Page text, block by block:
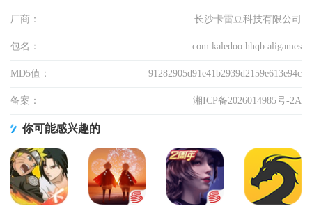
厂商： 长沙卡雷豆科技有限公司
包名： com.kaledoo.hhqb.aligames
MD5值： 91282905d91e41b2939d2159e613e94c
备案： 湘ICP备2026014985号-2A
你可能感兴趣的